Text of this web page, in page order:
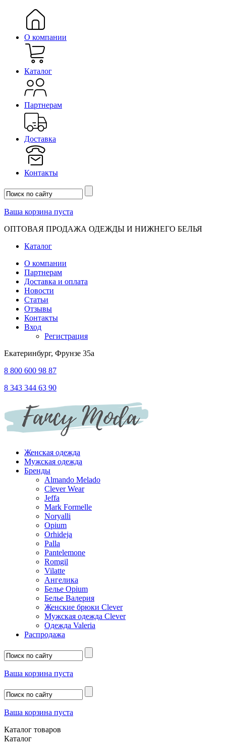
О компании
Каталог
Партнерам
Доставка
Контакты
Ваша корзина пуста
ОПТОВАЯ ПРОДАЖА ОДЕЖДЫ И НИЖНЕГО БЕЛЬЯ
Каталог
О компании
Партнерам
Доставка и оплата
Новости
Статьи
Отзывы
Контакты
Вход
Регистрация
Екатеринбург, Фрунзе 35а
8 800 600 98 87
8 343 344 63 90
Женская одежда
Мужская одежда
Бренды
Almando Melado
Clever Wear
Jeffa
Mark Formelle
Noryalli
Opium
Orhideja
Palla
Pantelemone
Romgil
Vilatte
Ангелика
Белье Opium
Белье Валерия
Женские брюки Clever
Мужская одежда Clever
Одежда Valeria
Распродажа
Ваша корзина пуста
Ваша корзина пуста
Каталог товаров
Каталог